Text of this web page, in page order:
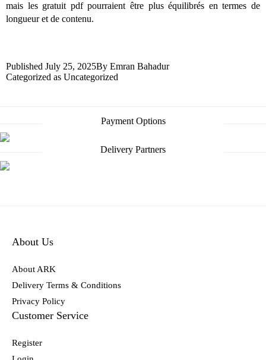
mais les gratuit pdf pourraient être plus équilibrés en termes de
longueur et de contenu.
Published July 25, 2025By Emran Bahadur
Categorized as Uncategorized
Payment Options
Delivery Partners
About Us
About ARK
Delivery Terms & Conditions
Privacy Policy
Customer Service
Register